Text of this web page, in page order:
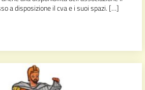
a disposizione il cva e i suoi spazi. […]